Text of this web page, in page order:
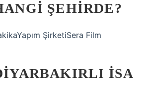
ŞEHIRDE?
ŞirketiSera Film
İSA